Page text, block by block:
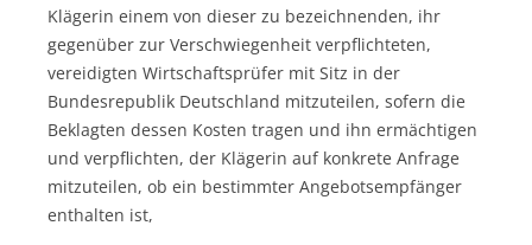
Klägerin einem von dieser zu bezeichnenden, ihr
gegenüber zur Verschwiegenheit verpflichteten,
vereidigten Wirtschaftsprüfer mit Sitz in der
Bundesrepublik Deutschland mitzuteilen, sofern die
Beklagten dessen Kosten tragen und ihn ermächtigen
und verpflichten, der Klägerin auf konkrete Anfrage
mitzuteilen, ob ein bestimmter Angebotsempfänger
enthalten ist,